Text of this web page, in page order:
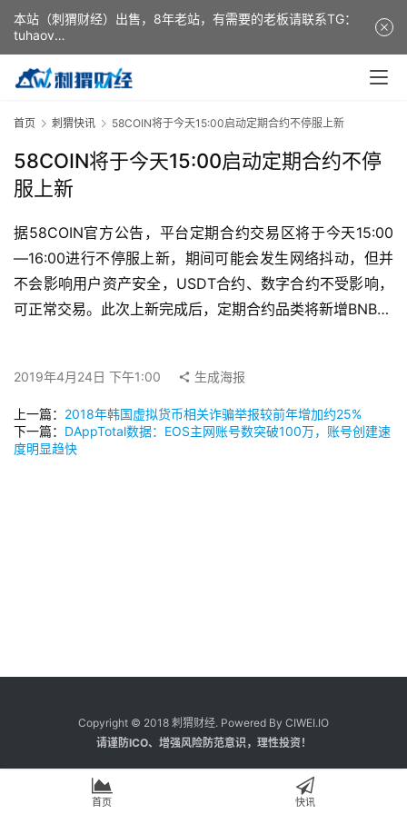
首页 刺猬快讯 58COIN将于今天15:00启动定期合约不停服上新
58COIN将于今天15:00启动定期合约不停
服上新
据58COIN官方公告，平台定期合约交易区将于今天15:00
—16:00进行不停服上新，期间可能会发生网络抖动，但并
不会影响用户资产安全，USDT合约、数字合约不受影响，
可正常交易。此次上新完成后，定期合约品类将新增BNB…
2019年4月24日 下午1:00 生成海报
上一篇： 2018年韩国虚拟货币相关诈骗举报较前年增加约25%
下一篇： DAppTotal数据：EOS主网账号数突破100万，账号创建速
度明显趋快
Copyright © 2018 刺猬财经. Powered By CIWEI.IO
请谨防ICO、增强风险防范意识，理性投资！
首页 快讯
本站（刺猬财经）出售，8年老站，有需要的老板请联系TG：
tuhaov
This website (ciweicaijing) is for sale. It is a 8-year-old
website. If you need it, please contact TG: tuhaov